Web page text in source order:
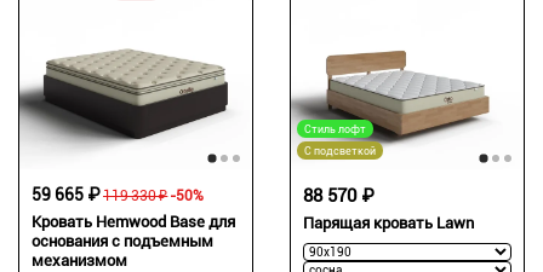
Кровать Hemwood Base для
основания с подъемным
механизмом
119 330 ₽
59 665 ₽ -50%
Стиль лофт
С подсветкой
Парящая кровать Lawn
88 570 ₽